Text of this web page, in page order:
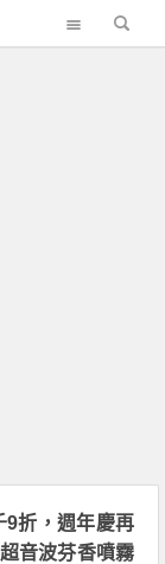
9折，週年慶再
音波芬香噴霧